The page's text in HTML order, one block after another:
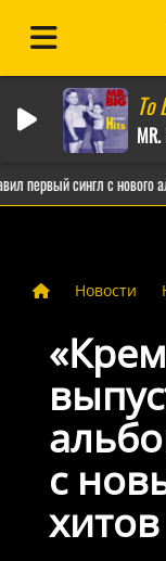
To
первый сингл с нового
Новости
с
хитов